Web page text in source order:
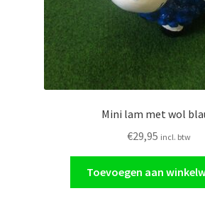
Mini lam met wol
€29,95 incl. btw
Toevoegen aan